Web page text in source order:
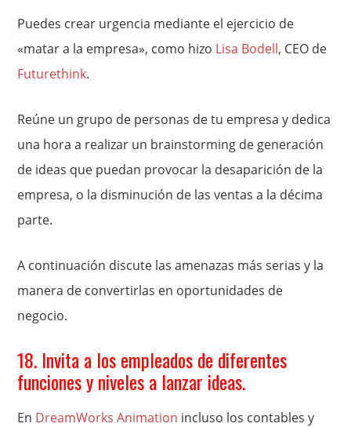
Puedes crear urgencia mediante el ejercicio de
«matar a la empresa», como hizo Lisa Bodell, CEO de
Futurethink.
Reúne un grupo de personas de tu empresa y dedica
una hora a realizar un brainstorming de generación
de ideas que puedan provocar la desaparición de la
empresa, o la disminución de las ventas a la décima
parte.
A continuación discute las amenazas más serias y la
manera de convertirlas en oportunidades de
negocio.
18. Invita a los empleados de diferentes
funciones y niveles a lanzar ideas.
En DreamWorks Animation incluso los contables y